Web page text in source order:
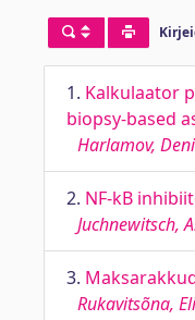
1. Kalkulaator
biopsy-based
Harlamov,
2. NF-kB
Juchnewitsch,
3.
Rukavitsõna,